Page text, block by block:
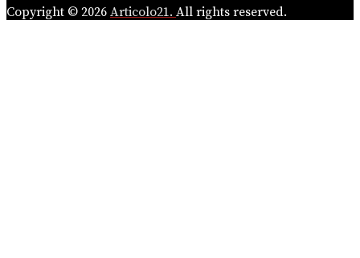
Copyright © 2026 Articolo21. All rights reserved.